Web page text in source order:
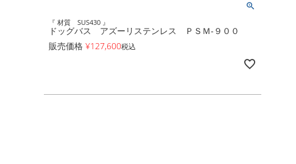
『 材質 SUS430 』
ドッグバス アズーリステンレス ＰＳＭ-９００
販売価格 ¥127,600税込